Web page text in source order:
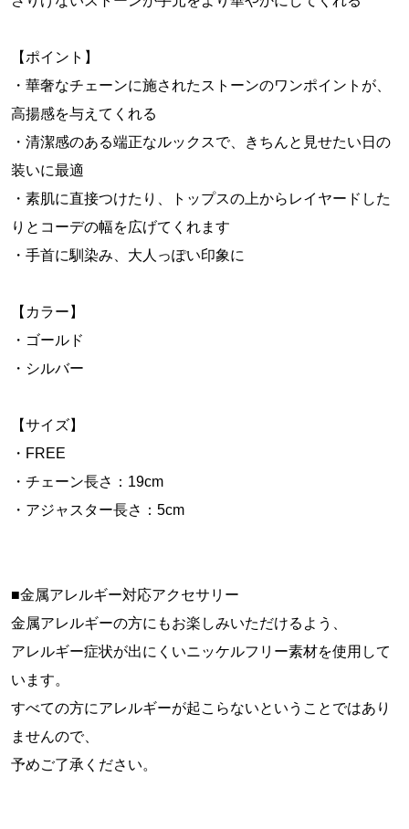
【ポイント】
・華奢なチェーンに施されたストーンのワンポイントが、
高揚感を与えてくれる
・清潔感のある端正なルックスで、きちんと見せたい日の
装いに最適
・素肌に直接つけたり、トップスの上からレイヤードした
りとコーデの幅を広げてくれます
・手首に馴染み、大人っぽい印象に
【カラー】
・ゴールド
・シルバー
【サイズ】
・FREE
・チェーン長さ：19cm
・アジャスター長さ：5cm
■金属アレルギー対応アクセサリー
金属アレルギーの方にもお楽しみいただけるよう、
アレルギー症状が出にくいニッケルフリー素材を使用して
います。
すべての方にアレルギーが起こらないということではあり
ませんので、
予めご了承ください。